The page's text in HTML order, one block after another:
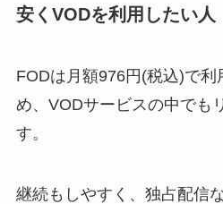
安くVODを利用したい人
FODは月額976円(税込)で利
め、VODサービスの中でも
す。
継続もしやすく、独占配信